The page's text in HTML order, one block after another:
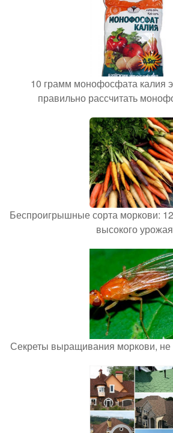
10 грамм монофосфата калия
правильно рассчитать
Беспроигрышные сорта моркови:
высокого урожая
Секреты выращивания моркови,